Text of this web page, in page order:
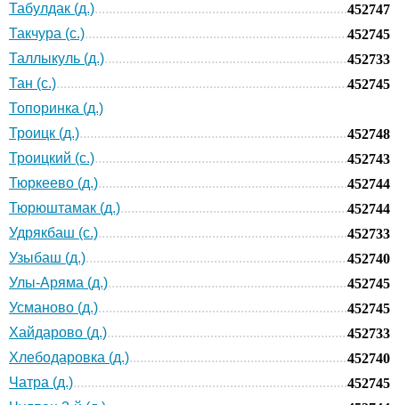
Табулдак (д.)
452747
Такчура (с.)
452745
Таллыкуль (д.)
452733
Тан (с.)
452745
Топоринка (д.)
Троицк (д.)
452748
Троицкий (с.)
452743
Тюркеево (д.)
452744
Тюрюштамак (д.)
452744
Удрякбаш (с.)
452733
Узыбаш (д.)
452740
Улы-Аряма (д.)
452745
Усманово (д.)
452745
Хайдарово (д.)
452733
Хлебодаровка (д.)
452740
Чатра (д.)
452745